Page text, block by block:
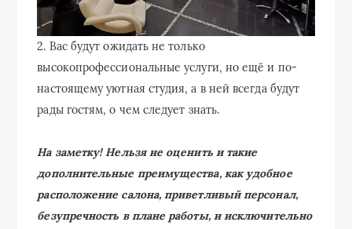
2. Вас будут ожидать не только
высокопрофессиональные услуги, но ещё и по-
настоящему уютная студия, а в ней всегда будут
рады гостям, о чем следует знать.
На заметку! Нельзя не оценить и такие
дополнительные преимущества, как удобное
расположение салона, приветливый персонал,
безупречность в плане работы, и исключительно